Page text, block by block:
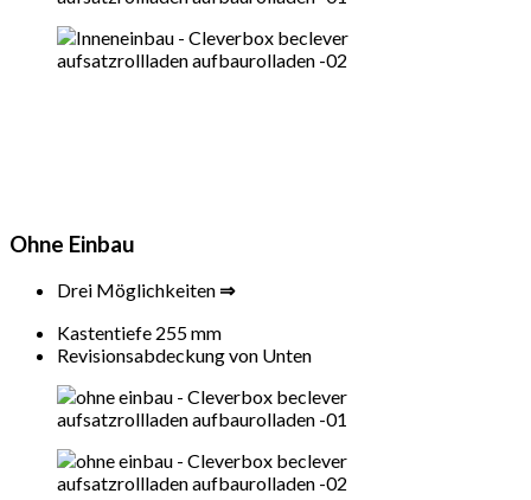
Ohne Einbau
Drei Möglichkeiten ⇒
Kastentiefe 255 mm
Revisionsabdeckung von Unten